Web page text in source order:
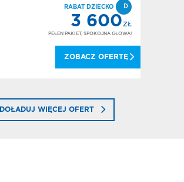
RABAT DZIECKO D
3 600ZŁ
PEŁEN PAKIET, SPOKOJNA GŁOWA!
ZOBACZ OFERTĘ
DOŁADUJ WIĘCEJ OFERT